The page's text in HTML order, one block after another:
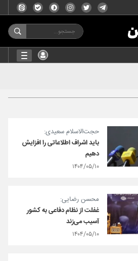
حجت‌الاسلام سعیدی:
باید اشراف اطلاعاتی را افزایش
دهیم
۱۴۰۴/۰۵/۱۰
محسن رضایی:
غفلت از نظام دفاعی به کشور
آسیب می‌زند
۱۴۰۴/۰۵/۱۰